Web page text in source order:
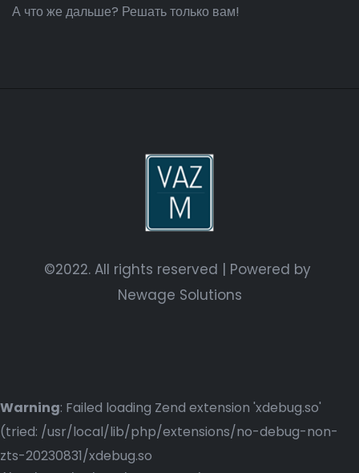
А что же дальше? Решать только вам!
©2022. All rights reserved | Powered by
Newage Solutions
Warning: Failed loading Zend extension 'xdebug.so'
(tried: /usr/local/lib/php/extensions/no-debug-non-
zts-20230831/xdebug.so